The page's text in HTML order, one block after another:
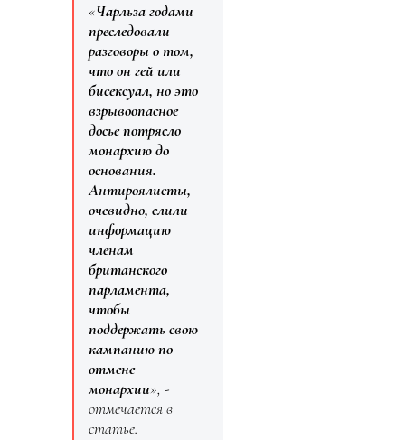
«Чарльза годами
преследовали
разговоры о том,
что он гей или
бисексуал, но это
взрывоопасное
досье потрясло
монархию до
основания.
Антироялисты,
очевидно, слили
информацию
членам
британского
парламента,
чтобы
поддержать свою
кампанию по
отмене
монархии», -
отмечается в
статье.